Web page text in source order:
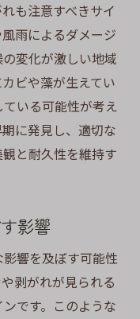
手法
戦略的外壁塗
外壁塗装の鍵
化の兆候
ためのポイント
法
の立て方
の選び方と屋根
も注意すべきサイ
雨によるダメージ
変化が激しい地域
ビや藻が生えてい
いる可能性が考え
に発見し、適切な
と耐久性を維持す
影響
響を及ぼす可能性
剥がれが見られる
です。このような